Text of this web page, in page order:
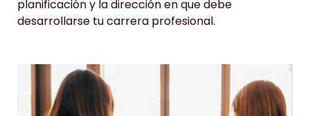
planificación y la dirección en que debe
desarrollarse tu carrera profesional.